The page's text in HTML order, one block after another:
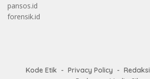
pansos.id
forensik.id
Kode Etik Privacy Policy Redaksi